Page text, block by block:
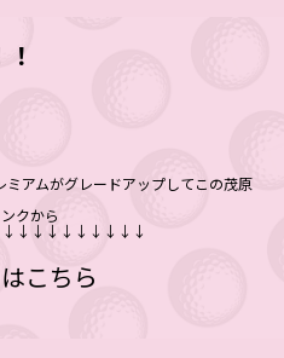
アムがグレードアップしてこの茂原
クから
こちら